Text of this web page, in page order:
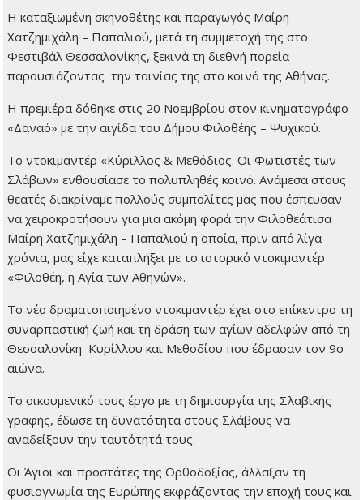
Η καταξιωμένη σκηνοθέτης και παραγωγός Μαίρη
Χατζημιχάλη – Παπαλιού, μετά τη συμμετοχή της στο
Φεστιβάλ Θεσσαλονίκης, ξεκινά τη διεθνή πορεία
παρουσιάζοντας την ταινίας της στο κοινό της Αθήνας.
Η πρεμιέρα δόθηκε στις 20 Νοεμβρίου στον κινηματογράφο
«Δαναό» με την αιγίδα του Δήμου Φιλοθέης – Ψυχικού.
Το ντοκιμαντέρ «Κύριλλος & Μεθόδιος. Οι Φωτιστές των
Σλάβων» ενθουσίασε το πολυπληθές κοινό. Ανάμεσα στους
θεατές διακρίναμε πολλούς συμπολίτες μας που έσπευσαν
να χειροκροτήσουν για μια ακόμη φορά την Φιλοθεάτισα
Μαίρη Χατζημιχάλη – Παπαλιού η οποία, πριν από λίγα
χρόνια, μας είχε καταπλήξει με το ιστορικό ντοκιμαντέρ
«Φιλοθέη, η Αγία των Αθηνών».
Το νέο δραματοποιημένο ντοκιμαντέρ έχει στο επίκεντρο τη
συναρπαστική ζωή και τη δράση των αγίων αδελφών από τη
Θεσσαλονίκη Κυρίλλου και Μεθοδίου που έδρασαν τον 9ο
αιώνα.
Το οικουμενικό τους έργο με τη δημιουργία της Σλαβικής
γραφής, έδωσε τη δυνατότητα στους Σλάβους να
αναδείξουν την ταυτότητά τους.
Οι Άγιοι και προστάτες της Ορθοδοξίας, άλλαξαν τη
φυσιογνωμία της Ευρώπης εκφράζοντας την εποχή τους και